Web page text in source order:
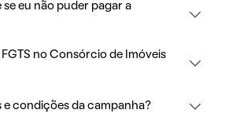
eu não puder pagar a
FGTS no Consórcio de Imóveis
e condições da campanha?